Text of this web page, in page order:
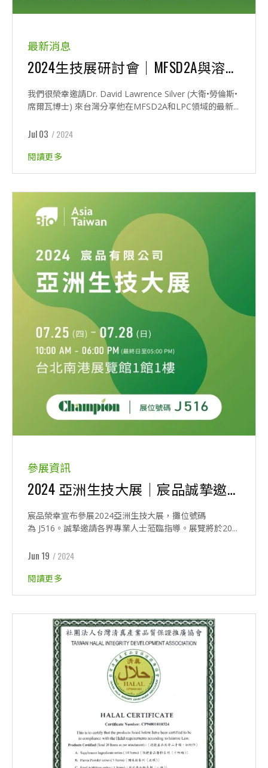
最新消息
2024生技展研討會｜MFSD2A與溶血磷脂酰膽鹼運輸對人類健康的關鍵角色
我們很榮幸邀請Dr. David Lawrence Silver (大衛•勞倫斯•
席爾瓦博士) 來台灣分享他在MFSD2A和LPC領域的最新...
Jul 03 / 2024
閱讀更多
參展資訊
2024 亞洲生技大展｜宸品誠摯邀請舊雨新知蒞臨指導
宸品榮幸宣布參展2024亞洲生技大展，攤位號碼
為 J516。誠摯邀請各界專業人士蒞臨指導。展覽將於20...
Jun 19 / 2024
閱讀更多